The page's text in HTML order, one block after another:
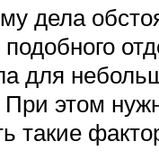
дела
для
При этом
такие